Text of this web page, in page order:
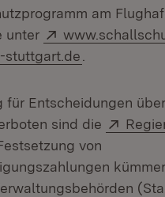
am
unter
Extern:
stuttgart.de
für Entscheidungen
sind die
neuem Fenster)
von